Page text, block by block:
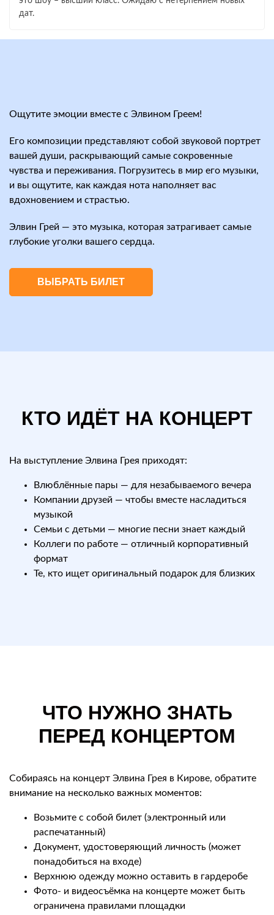
дат.
Ощутите эмоции вместе с Элвином Греем!
Его композиции представляют собой звуковой портрет
вашей души, раскрывающий самые сокровенные
чувства и переживания. Погрузитесь в мир его музыки,
и вы ощутите, как каждая нота наполняет вас
вдохновением и страстью.
Элвин Грей — это музыка, которая затрагивает самые
глубокие уголки вашего сердца.
ВЫБРАТЬ БИЛЕТ
КТО ИДЁТ НА КОНЦЕРТ
На выступление Элвина Грея приходят:
Влюблённые пары — для незабываемого вечера
Компании друзей — чтобы вместе насладиться
музыкой
Семьи с детьми — многие песни знает каждый
Коллеги по работе — отличный корпоративный
формат
Те, кто ищет оригинальный подарок для близких
ЧТО НУЖНО ЗНАТЬ
ПЕРЕД КОНЦЕРТОМ
Собираясь на концерт Элвина Грея в Кирове, обратите
внимание на несколько важных моментов:
Возьмите с собой билет (электронный или
распечатанный)
Документ, удостоверяющий личность (может
понадобиться на входе)
Верхнюю одежду можно оставить в гардеробе
Фото- и видеосъёмка на концерте может быть
ограничена правилами площадки